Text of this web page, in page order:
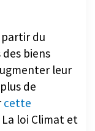
biens
leur
de
cette
La loi Climat et
pour